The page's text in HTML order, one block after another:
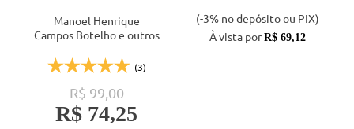
Manoel Henrique
Campos Botelho e outros
(3)
R$ 99,00
R$ 74,25
(-3% no depósito ou PIX)
À vista porR$ 69,12